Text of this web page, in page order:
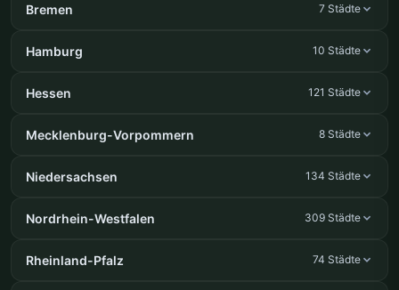
Bremen 7 Städte
Hamburg 10 Städte
Hessen 121 Städte
Mecklenburg-Vorpommern 8 Städte
Niedersachsen 134 Städte
Nordrhein-Westfalen 309 Städte
Rheinland-Pfalz 74 Städte